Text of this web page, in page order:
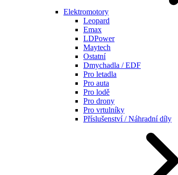
Elektromotory
Leopard
Emax
LDPower
Maytech
Ostatní
Dmychadla / EDF
Pro letadla
Pro auta
Pro lodě
Pro drony
Pro vrtulníky
Příslušenství / Náhradní díly